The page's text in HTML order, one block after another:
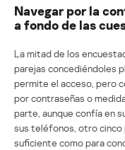
Navegar por la
a fondo de las
La mitad de los
parejas concediéndoles
permite el acceso, pero
por contraseñas o
parte, aunque confía en
sus teléfonos, otro cinco
suficiente como para